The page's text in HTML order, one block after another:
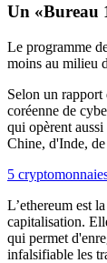
Un «Bureau
Le programme
moins au milieu
Selon un
coréenne de
qui opèrent
Chine, d'Inde,
5
L’ethereum est
capitalisation.
qui permet
infalsifiable les